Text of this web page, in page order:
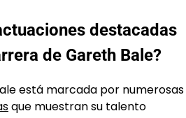
destacadas
de Gareth Bale?
está marcada por numerosas
que muestran su talento